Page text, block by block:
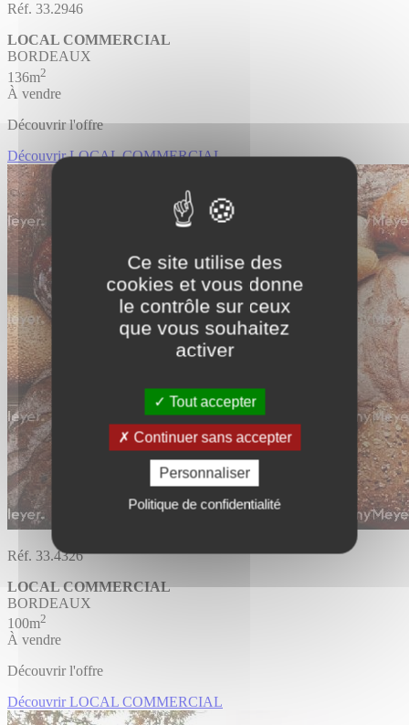
Ce site utilise des
cookies et vous donne
le contrôle sur ceux
que vous souhaitez
activer
Tout accepter
Continuer sans accepter
Personnaliser
Politique de confidentialité
Réf. 33.2946
LOCAL COMMERCIAL
BORDEAUX
136m2
À vendre
Découvrir l'offre
Découvrir LOCAL COMMERCIAL
Réf. 33.4326
LOCAL COMMERCIAL
BORDEAUX
100m2
À vendre
Découvrir l'offre
Découvrir LOCAL COMMERCIAL